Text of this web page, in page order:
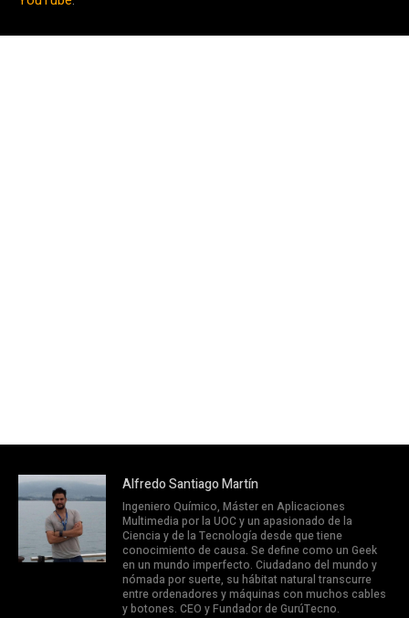
Alfredo Santiago Martín
Ingeniero Químico, Máster en Aplicaciones
Multimedia por la UOC y un apasionado de la
Ciencia y de la Tecnología desde que tiene
conocimiento de causa. Se define como un Geek
en un mundo imperfecto. Ciudadano del mundo y
nómada por suerte, su hábitat natural transcurre
entre ordenadores y máquinas con muchos cables
y botones. CEO y Fundador de GurúTecno.